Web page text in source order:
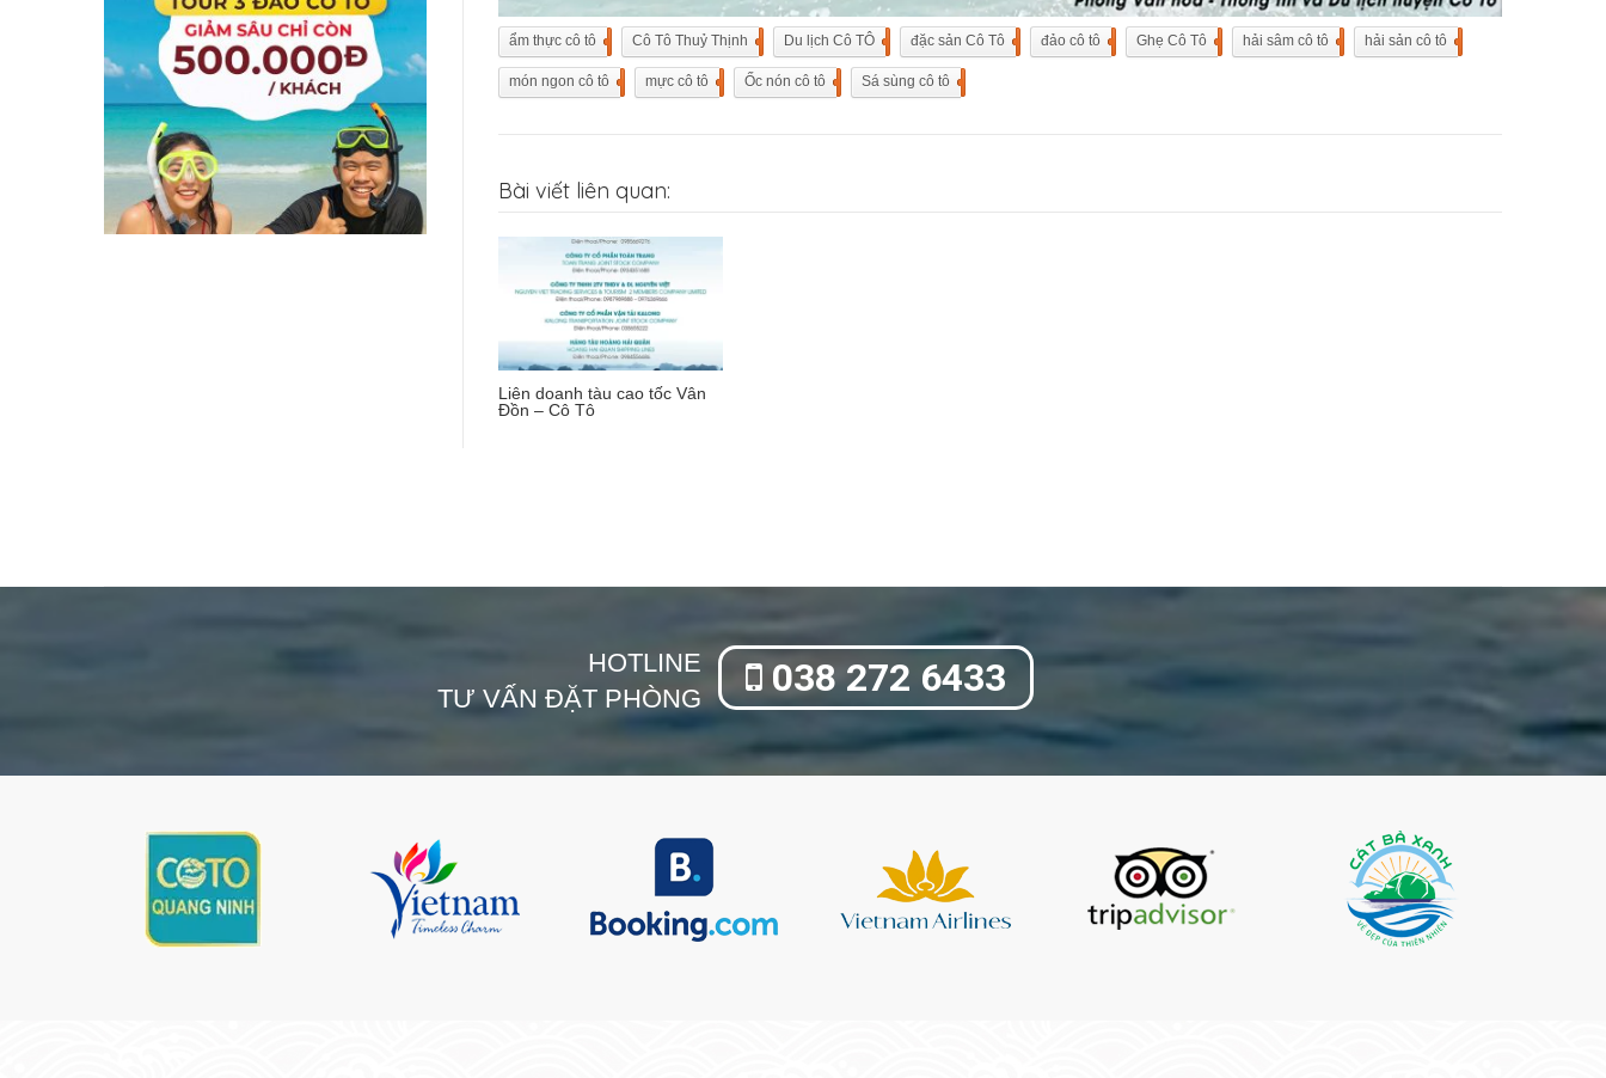
ẩm thực cô tô Cô Tô Thuỷ Thịnh Du lịch Cô TÔ đặc sản Cô Tô đảo cô tô Ghẹ Cô Tô hải sâm cô tô hải sản cô tô
món ngon cô tô mực cô tô Ốc nón cô tô Sá sùng cô tô
Bài viết liên quan:
Liên doanh tàu cao tốc Vân
Đồn – Cô Tô
HOTLINE
TƯ VẤN ĐẶT PHÒNG
038 272 6433